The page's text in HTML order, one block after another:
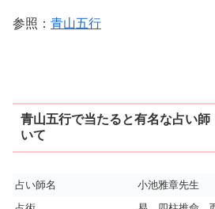
参照： 青山五行
青山五行で当たると有名な占い師
いて
占い師名
小池雅章先生